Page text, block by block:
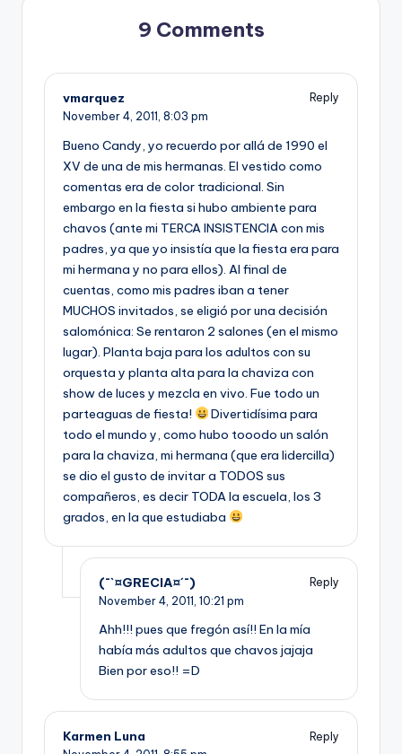
9 Comments
vmarquez
Reply
November 4, 2011, 8:03 pm
Bueno Candy, yo recuerdo por allá de 1990 el
XV de una de mis hermanas. El vestido como
comentas era de color tradicional. Sin
embargo en la fiesta si hubo ambiente para
chavos (ante mi TERCA INSISTENCIA con mis
padres, ya que yo insistía que la fiesta era para
mi hermana y no para ellos). Al final de
cuentas, como mis padres iban a tener
MUCHOS invitados, se eligió por una decisión
salomónica: Se rentaron 2 salones (en el mismo
lugar). Planta baja para los adultos con su
orquesta y planta alta para la chaviza con
show de luces y mezcla en vivo. Fue todo un
parteaguas de fiesta!
Divertidísima para
todo el mundo y, como hubo tooodo un salón
para la chaviza, mi hermana (que era lidercilla)
se dio el gusto de invitar a TODOS sus
compañeros, es decir TODA la escuela, los 3
grados, en la que estudiaba
(¯`¤GRECIA¤´¯)
Reply
November 4, 2011, 10:21 pm
Ahh!!! pues que fregón así!! En la mía
había más adultos que chavos jajaja
Bien por eso!! =D
Karmen Luna
Reply